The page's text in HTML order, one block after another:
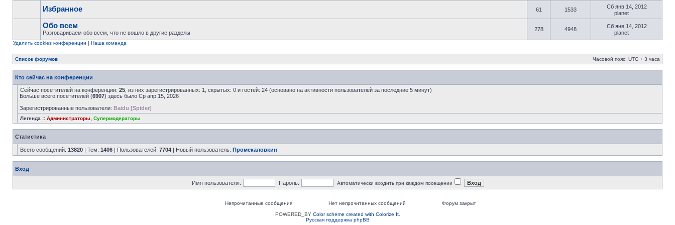
Избранное 61 1533
Сб янв 14, 2012
planet
Обо всем
Разговариваем обо всем, что не вошло в другие разделы
278 4948
Сб янв 14, 2012
planet
Удалить cookies конференции | Наша команда
Список форумов Часовой пояс: UTC + 3 часа
Кто сейчас на конференции
Сейчас посетителей на конференции: 25 , из них зарегистрированных: 1, скрытых: 0 и гостей: 24 (основано на активности пользователей за последние 5 минут)
Больше всего посетителей (6907) здесь было Ср апр 15, 2026
Зарегистрированные пользователи: Baidu [Spider]
Легенда :: Администраторы Супермодераторы
Статистика
Всего сообщений: 13820 | Тем: 1406 | Пользователей: 7704 | Новый пользователь: Промекаловкин
Вход
Имя пользователя: Пароль: Автоматически входить при каждом посещении
Непрочитанные сообщения Нет непрочитанных сообщений
Форум закрыт
POWERED_BY Color scheme created with Colorize It.
Русская поддержка phpBB